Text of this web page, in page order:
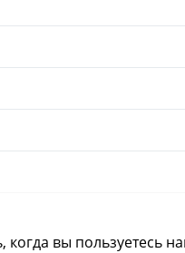
вы пользуетесь